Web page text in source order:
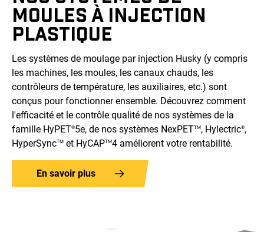
MOULES À INJECTION
PLASTIQUE
Les systèmes de moulage par injection Husky (y compris
les machines, les moules, les canaux chauds, les
contrôleurs de température, les auxiliaires, etc.) sont
conçus pour fonctionner ensemble. Découvrez comment
l'efficacité et le contrôle qualité de nos systèmes de la
famille HyPET®5e, de nos systèmes NexPETTM, Hylectric®,
HyperSyncTM et HyCAPTM4 améliorent votre rentabilité.
En savoir plus